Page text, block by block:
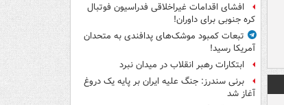
افشای اقدامات غیراخلاقی فدراسیون فوتبال
کره جنوبی برای داوران!
تبعات کمبود موشک‌های پدافندی به متحدان
آمریکا رسید!
ابتکارات رهبر انقلاب در میدان نبرد
برنی سندرز: جنگ علیه ایران بر پایه یک دروغ
آغاز شد